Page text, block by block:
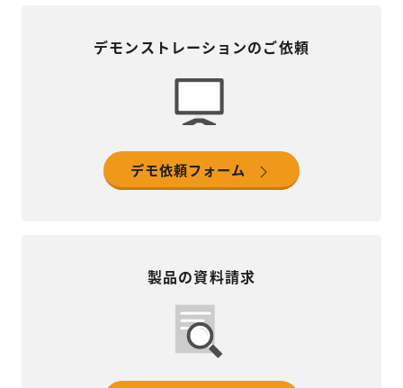
デモンストレーションのご依頼
デモ依頼フォーム
製品の資料請求